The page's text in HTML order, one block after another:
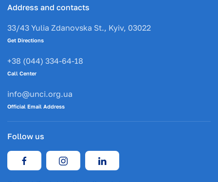
Address and contacts
33/43 Yulia Zdanovska St., Kyiv, 03022
Get Directions
+38 (044) 334-64-18
Call Center
info@unci.org.ua
Official Email Address
Follow us